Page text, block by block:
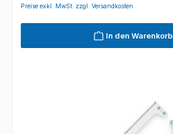
Preise exkl. MwSt. zzgl. Versandkosten
In den Warenkorb